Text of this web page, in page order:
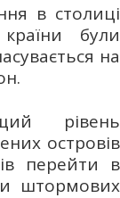
в столиці
були
на
рівень
островів
перейти в
штормових